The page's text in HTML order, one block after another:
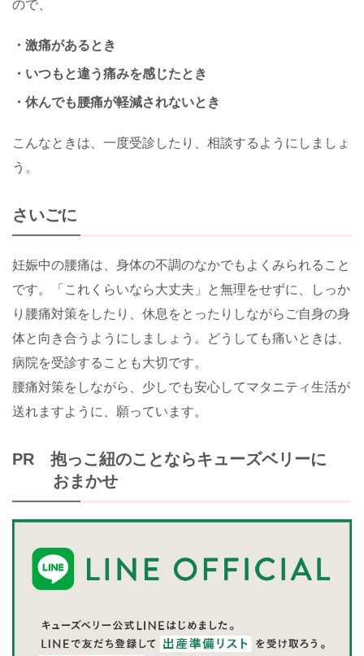
ので、
・激痛があるとき
・いつもと違う痛みを感じたとき
・休んでも腰痛が軽減されないとき
こんなときは、一度受診したり、相談するようにしましょ
う。
さいごに
妊娠中の腰痛は、身体の不調のなかでもよくみられること
です。「これくらいなら大丈夫」と無理をせずに、しっか
り腰痛対策をしたり、休息をとったりしながらご自身の身
体と向き合うようにしましょう。どうしても痛いときは、
病院を受診することも大切です。
腰痛対策をしながら、少しでも安心してマタニティ生活が
送れますように、願っています。
PR 抱っこ紐のことならキューズベリーに
おまかせ